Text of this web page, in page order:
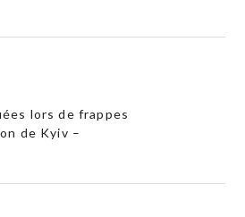
lors de frappes
de Kyiv –